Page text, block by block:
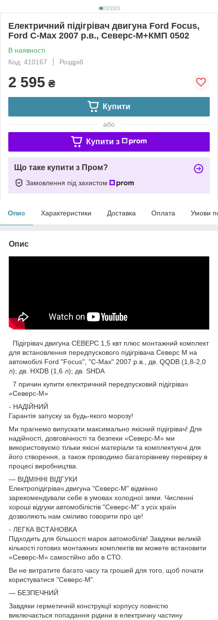
Електричний підігрівач двигуна Ford Focus,
Ford C-Max 2007 р.в., Северс-М+КМП 0502
В наявності
Код: 410167
Роздріб
2 595 ₴
Купити
або
Купити з
Що таке купити з Пром?
Замовлення під захистом
Опис Характеристики Доставка Оплата Умови
Опис
Підігрівач двигуна СЕВЕРС 1,5 квт плюс монтажний комплект
для встановлення передпускового підігрівача Северс М на
автомобілі Ford "Focus", "C-Max" 2007 р.в., дв. QQDB (1,8-2,0
л); дв. HXDB (1,6 л); дв. SHDA
7 причин купити електричний передпусковий підігрівач
«Северс-М»
- НАДІЙНИЙ
Гарантія запуску за будь-якого морозу!
Ми прагнемо випускати максимально якісний підігрівач! Для
надійності, довговічності та безпеки «Северс-М» ми
використовуємо тільки якісні матеріали та комплектуючі для
його створення, а також проводимо багаторівневу перевірку в
процесі виробництва.
— ВІДМІННІ ВІДГУКИ
Електропідігрівач двигуна "Северс-М" відмінно
зарекомендували себе в умовах холодної зими. Численні
хороші відгуки автомобілістів "Северс-М" з усіх країн
дозволяють нам сміливо говорити про це!
- ЛЕГКА ВСТАНОВКА
Підходить для більшості марок автомобілів! Завдяки великій
кількості готових монтажних комплектів ви можете встановити
«Северс-М» самостійно або в СТО.
Ви не витратите багато часу та грошей для того, щоб почати
користуватися "Северс-М".
— БЕЗПЕЧНИЙ
Завдяки герметичній конструкції корпусу повністю
виключається попадання рідини в електричну частину